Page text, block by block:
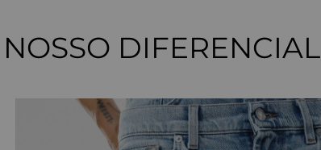
NOSSO DIFERENCIAL